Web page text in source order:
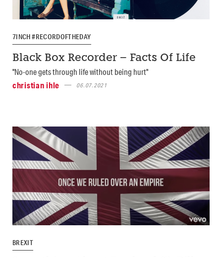
7INCH #RECORDOFTHEDAY
Black Box Recorder – Facts Of Life
"No-one gets through life without being hurt"
christian ihle
06.07.2021
BREXIT